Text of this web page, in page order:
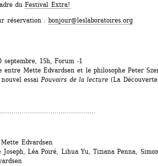
du Festival Extra!
réservation : bonjour@leslaboratoires.org
septembre, 15h, Forum -1
entre Mette Edvardsen et le philosophe Peter
nouvel essai Pouvoirs de la lecture (La
Edvardsen
Joseph, Léa Poiré, Lihua Yu, Tiziana Penna,